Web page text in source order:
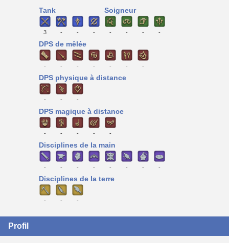
Tank
3 - - -
Soigneur
- - - -
DPS de mêlée
- - - - - - -
DPS physique à distance
- - -
DPS magique à distance
- - - - -
Disciplines de la main
- - - - - - - -
Disciplines de la terre
- - -
Profil